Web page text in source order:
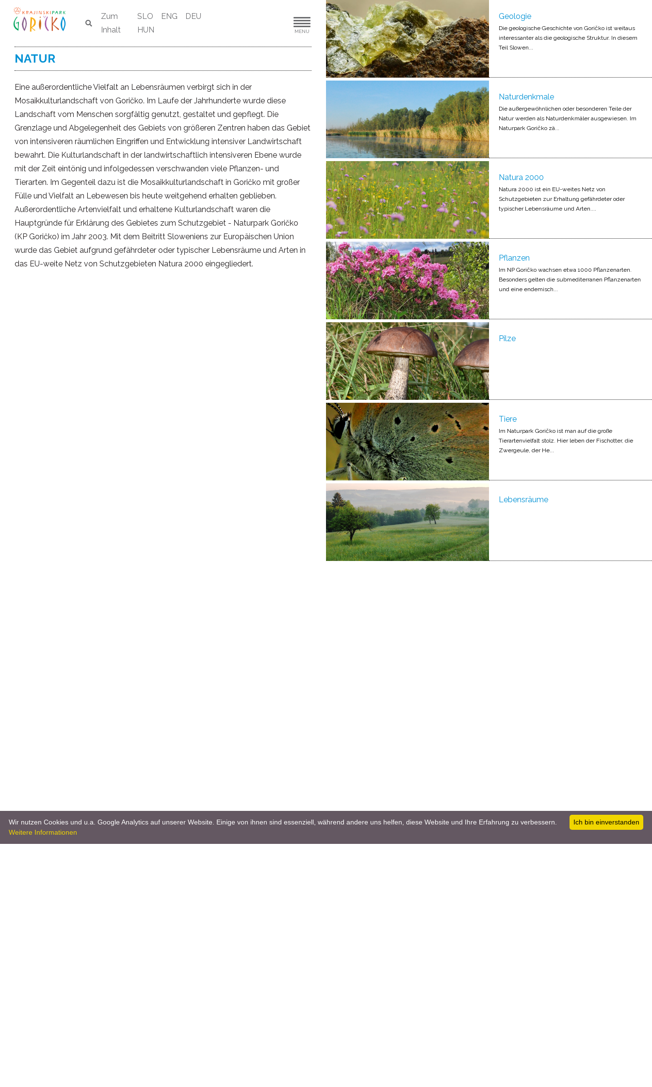
Zum
Inhalt
SLO ENG
DEU
HUN
MENU
NATUR
Eine außerordentliche Vielfalt an Lebensräumen verbirgt sich in der
Mosaikkulturlandschaft von Goričko. Im Laufe der Jahrhunderte wurde diese
Landschaft vom Menschen sorgfältig genutzt, gestaltet und gepflegt. Die
Grenzlage und Abgelegenheit des Gebiets von größeren Zentren haben das Gebiet
von intensiveren räumlichen Eingriffen und Entwicklung intensiver Landwirtschaft
bewahrt. Die Kulturlandschaft in der landwirtschaftlich intensiveren Ebene wurde
mit der Zeit eintönig und infolgedessen verschwanden viele Pflanzen- und
Tierarten. Im Gegenteil dazu ist die Mosaikkulturlandschaft in Goričko mit großer
Fülle und Vielfalt an Lebewesen bis heute weitgehend erhalten geblieben.
Außerordentliche Artenvielfalt und erhaltene Kulturlandschaft waren die
Hauptgründe für Erklärung des Gebietes zum Schutzgebiet - Naturpark Goričko
(KP Goričko) im Jahr 2003. Mit dem Beitritt Sloweniens zur Europäischen Union
wurde das Gebiet aufgrund gefährdeter oder typischer Lebensräume und Arten in
das EU-weite Netz von Schutzgebieten Natura 2000 eingegliedert.
Geologie
Die geologische Geschichte von Goričko ist weitaus
interessanter als die geologische Struktur. In diesem
Teil Slowen...
Naturdenkmale
Die außergewöhnlichen oder besonderen Teile der
Natur werden als Naturdenkmäler ausgewiesen. Im
Naturpark Goričko zä...
Natura 2000
Natura 2000 ist ein EU-weites Netz von
Schutzgebieten zur Erhaltung gefährdeter oder
typischer Lebensräume und Arten....
Pflanzen
Im NP Goričko wachsen etwa 1000 Pflanzenarten.
Besonders gelten die submediterranen Pflanzenarten
und eine endemisch...
Pilze
Tiere
Im Naturpark Goričko ist man auf die große
Tierartenvielfalt stolz. Hier leben der Fischotter, die
Zwergeule, der He...
Lebensräume
Ich bin einverstanden
Wir nutzen Cookies und u.a. Google Analytics auf unserer Website. Einige von ihnen sind essenziell, während andere uns helfen, diese Website und Ihre Erfahrung zu verbessern.
Weitere Informationen